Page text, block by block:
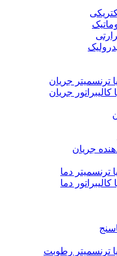
ترنسمیتر جریان
کالیبراتور جریان
جریان
ترنسمیتر دما
کالیبراتور دما
یا ترنسمیتر رطوبت